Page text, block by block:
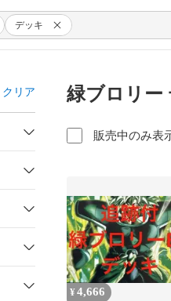
デッキ
クリア 緑ブロリー
販売中のみ表
¥4,666